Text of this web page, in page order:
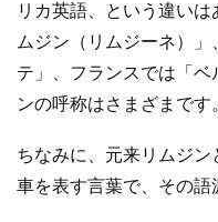
リカ英語、という違い
ムジン（リムジーネ）
テ」、フランスでは「
ンの呼称はさまざまです
ちなみに、元来リムジ
車を表す言葉で、その語